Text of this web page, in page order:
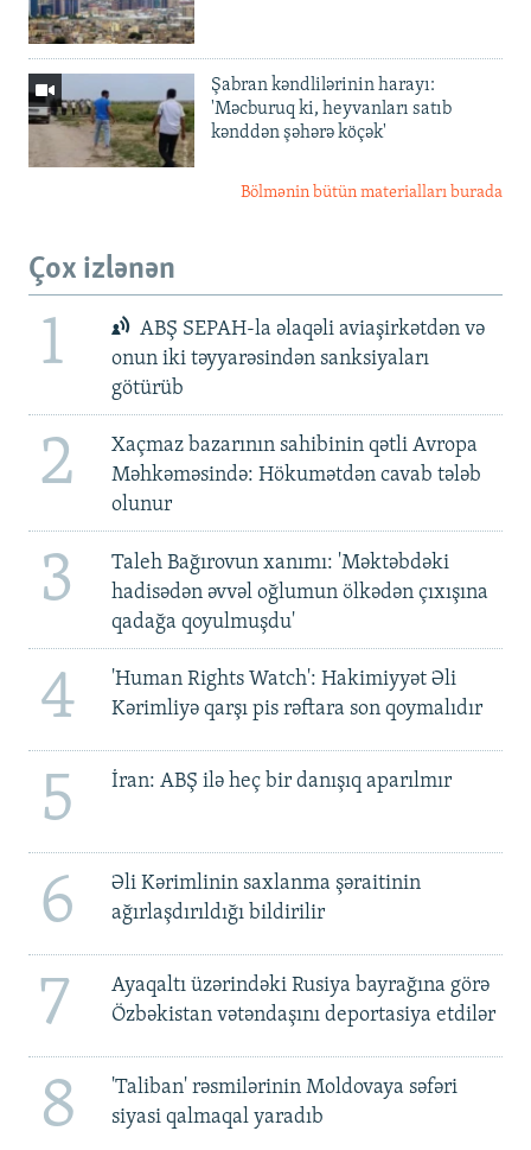
Şabran kəndlilərinin harayı:
'Məcburuq ki, heyvanları satıb
kənddən şəhərə köçək'
Bölmənin bütün materialları burada
Çox izlənən
1
ABŞ SEPAH-la əlaqəli aviaşirkətdən və
onun iki təyyarəsindən sanksiyaları
götürüb
2
Xaçmaz bazarının sahibinin qətli Avropa
Məhkəməsində: Hökumətdən cavab tələb
olunur
3
Taleh Bağırovun xanımı: 'Məktəbdəki
hadisədən əvvəl oğlumun ölkədən çıxışına
qadağa qoyulmuşdu'
4
'Human Rights Watch': Hakimiyyət Əli
Kərimliyə qarşı pis rəftara son qoymalıdır
5 İran: ABŞ ilə heç bir danışıq aparılmır
6
Əli Kərimlinin saxlanma şəraitinin
ağırlaşdırıldığı bildirilir
7
Ayaqaltı üzərindəki Rusiya bayrağına görə
Özbəkistan vətəndaşını deportasiya etdilər
8
'Taliban' rəsmilərinin Moldovaya səfəri
siyasi qalmaqal yaradıb